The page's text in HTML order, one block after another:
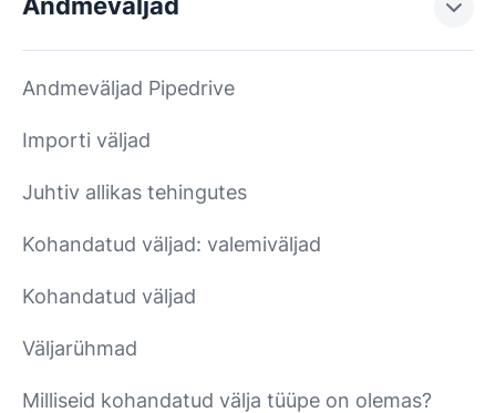
Võta ühendust klienditoega
Andmeväljad Pipedrive
Importi väljad
Juhtiv allikas tehingutes
Kohandatud väljad: valemiväljad
Kohandatud väljad
Väljarühmad
Milliseid kohandatud välja tüüpe on olemas?